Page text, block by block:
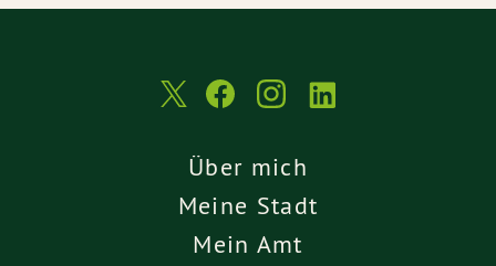
Über mich
Meine Stadt
Mein Amt